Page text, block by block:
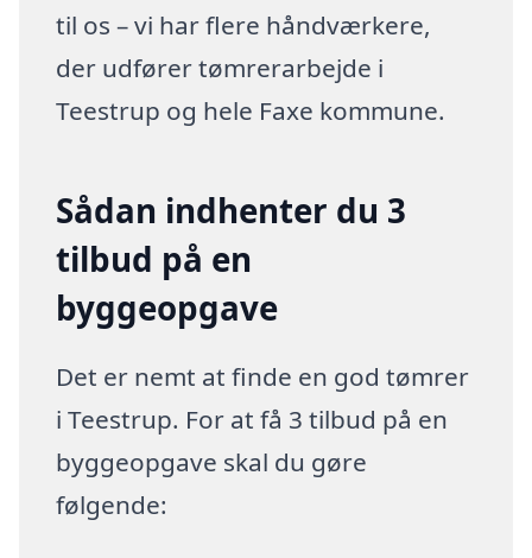
til os – vi har flere håndværkere,
der udfører tømrerarbejde i
Teestrup og hele Faxe kommune.
Sådan indhenter du 3
tilbud på en
byggeopgave
Det er nemt at finde en god tømrer
i Teestrup. For at få 3 tilbud på en
byggeopgave skal du gøre
følgende: